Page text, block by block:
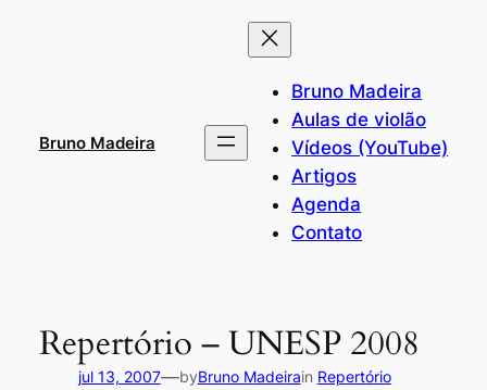
Bruno Madeira
Bruno Madeira
Aulas de violão
Vídeos (YouTube)
Artigos
Agenda
Contato
Repertório – UNESP 2008
jul 13, 2007—byBruno Madeirain Repertório